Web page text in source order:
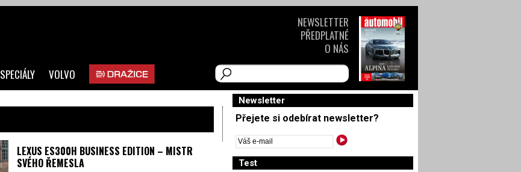
LEXUS ES300H BUSINESS EDITION – MISTR
SVÉHO ŘEMESLA
Newsletter
Přejete si odebírat newsletter?
Test
SPECIÁLY VOLVO
NEWSLETTER
PŘEDPLATNÉ
O NÁS